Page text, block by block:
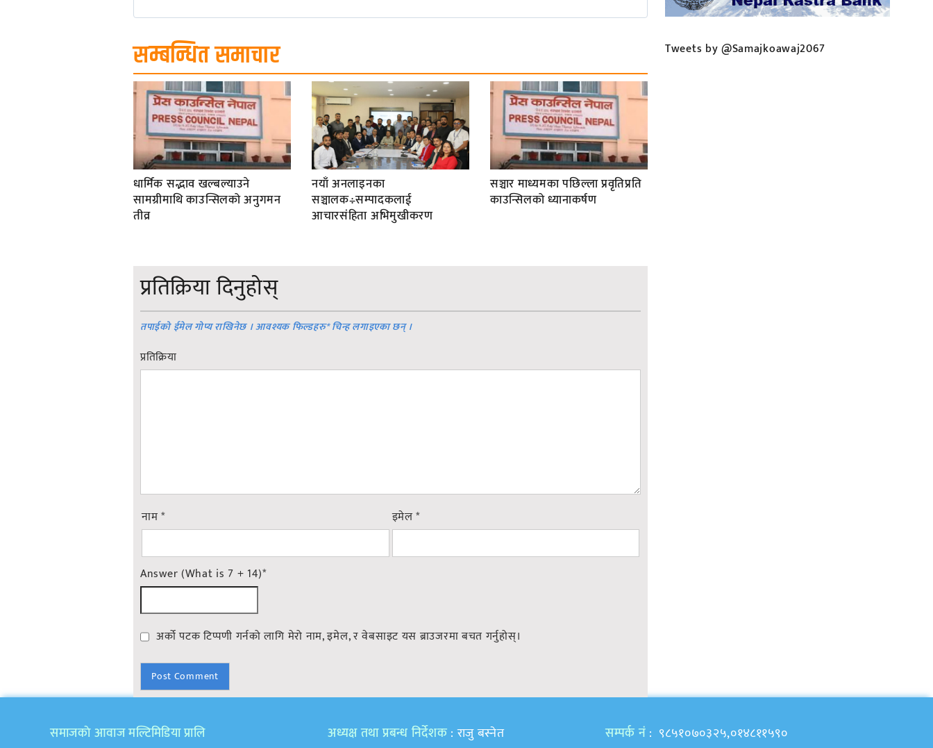
सम्बन्धित समाचार
धार्मिक सद्भाव खल्बल्याउने
सामग्रीमाथि काउन्सिलको अनुगमन
तीव्र
नयाँ अनलाइनका
सञ्चालक÷सम्पादकलाई
आचारसंहिता अभिमुखीकरण
सञ्चार माध्यमका पछिल्ला प्रवृतिप्रति
काउन्सिलको ध्यानाकर्षण
प्रतिक्रिया दिनुहोस्
तपाईको ईमेल गोप्य राखिनेछ । आवश्यक फिल्डहरु*चिन्ह लगाइएका छन् ।
प्रतिक्रिया
नाम* इमेल*
Answer (What is 7 + 14)*
अर्को पटक टिप्पणी गर्नको लागि मेरो नाम, इमेल, र वेबसाइट यस ब्राउजरमा बचत गर्नुहोस्।
Tweets by @Samajkoawaj2067
समाजकाे आवाज मल्टिमिडिया प्रालि
अध्यक्ष तथा प्रबन्ध निर्देशक : राजु बस्नेत
सम्पर्क नं : ९८५१०७०३२५,०१४८११५९०